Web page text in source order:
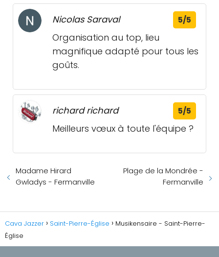
Nicolas Saraval 5/5
Organisation au top, lieu
magnifique adapté pour tous les
goûts.
richard richard 5/5
Meilleurs vœux à toute l'équipe ?
Madame Hirard
Gwladys - Fermanville
Plage de la Mondrée -
Fermanville
Cava Jazzer Saint-Pierre-Église
Musikensaire - Saint-Pierre-
Église